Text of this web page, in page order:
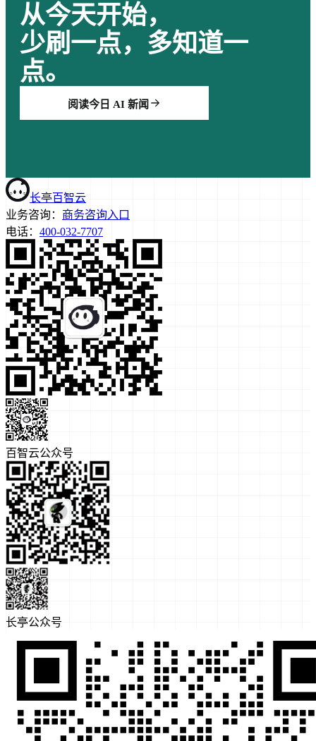
从今天开始，
少刷一点，多知道一
点。
阅读今日 AI 新闻
长亭百智云
业务咨询： 商务咨询入口
电话： 400-032-7707
百智云公众号
长亭公众号